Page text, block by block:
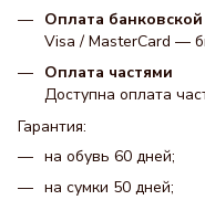
Оплата
Visa / MasterCard —
Оплата частями
Доступна оплата
Гарантия:
на обувь 60 дней;
на сумки 50 дней;